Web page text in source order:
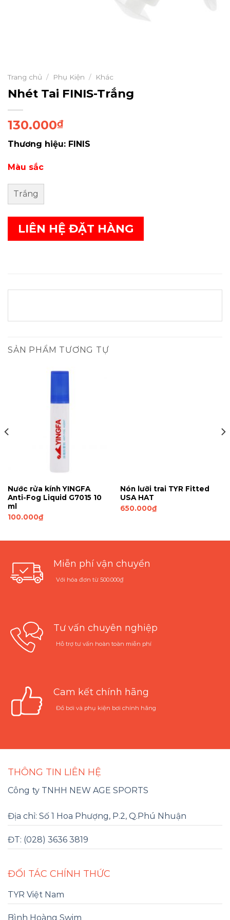
Trang chủ / Phụ Kiện / Khác
Nhét Tai FINIS-Trắng
130.000₫
Thương hiệu: FINIS
Màu sắc
Trắng
LIÊN HỆ ĐẶT HÀNG
SẢN PHẨM TƯƠNG TỰ
Nước rửa kính YINGFA
Anti-Fog Liquid G7015 10
ml
100.000₫
Nón lưỡi trai TYR Fitted
USA HAT
650.000₫
Miễn phí vận chuyển
Với hóa đơn từ 500.000₫
Tư vấn chuyên nghiệp
Hỗ trợ tư vấn hoàn toàn miễn phí
Cam kết chính hãng
Đồ bơi và phụ kiện bơi chính hãng
THÔNG TIN LIÊN HỆ
Công ty TNHH NEW AGE SPORTS
Địa chỉ: Số 1 Hoa Phượng, P.2, Q.Phú Nhuận
ĐT: (028) 3636 3819
ĐỐI TÁC CHÍNH THỨC
TYR Việt Nam
Bình Hoàng Swim